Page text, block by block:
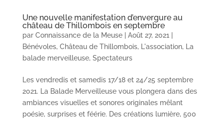
Une nouvelle manifestation d’envergure au
château de Thillombois en septembre
par Connaissance de la Meuse| Août 27, 2021
Bénévoles, Château de Thillombois, L'association,
La
balade merveilleuse, Spectateurs
Les vendredis et samedis 17/18 et 24/25 septembre
2021. La Balade Merveilleuse vous plongera dans des
ambiances visuelles et sonores originales mêlant
poésie, surprises et féérie. Des créations lumière, 500